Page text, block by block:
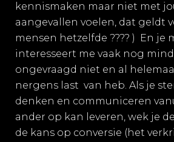
kennismaken maar niet met
aangevallen voelen, dat geldt
mensen hetzelfde ???? )
En je
interesseert me vaak nog
ongevraagd niet en al
nergens last van heb. Als je
denken en communiceren
ander op kan leveren, wek je
de kans op conversie (het